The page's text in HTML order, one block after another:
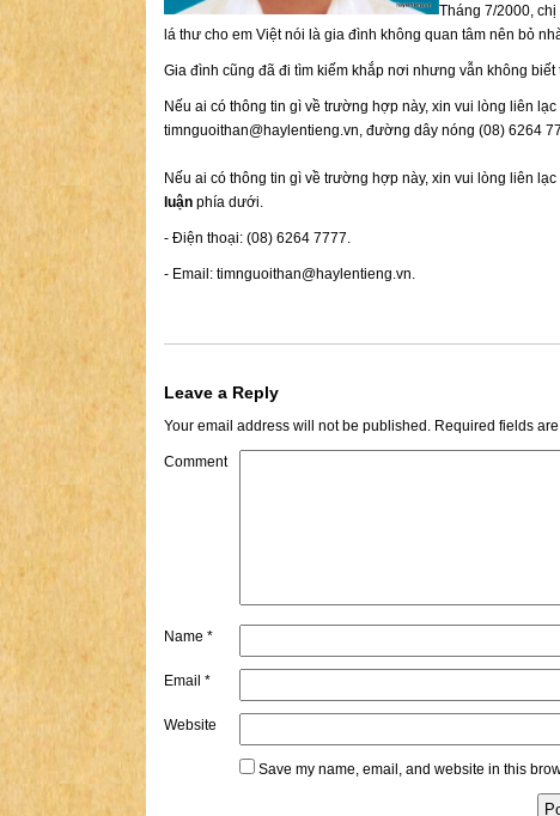
Tháng 7/2000,
lá thư cho em Việt nói là gia đình không quan tâm nên bỏ
Gia đình cũng đã đi tìm kiếm khắp nơi nhưng vẫn không
Nếu ai có thông tin gì về trường hợp này, xin vui lòng liên
timnguoithan@haylentieng.vn, đường dây nóng (08) 6264
Nếu ai có thông tin gì về trường hợp này, xin vui lòng liên
luận phía dưới.
- Điện thoại: (08) 6264 7777.
- Email: timnguoithan@haylentieng.vn.
Leave a Reply
Your email address will not be published. Required fields
Comment
Name *
Email *
Website
Save my name, email, and website in this